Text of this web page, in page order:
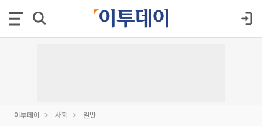
이투데이 사회 일반